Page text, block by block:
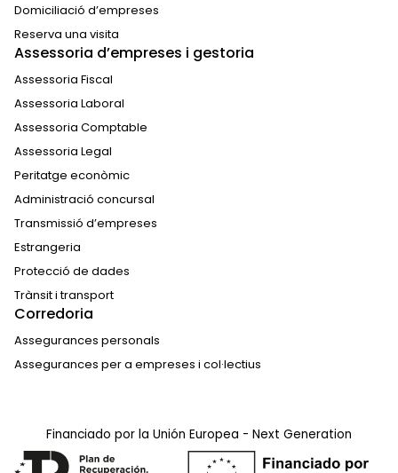
Domiciliació d’empreses
Reserva una visita
Assessoria d’empreses i gestoria
Assessoria Fiscal
Assessoria Laboral
Assessoria Comptable
Assessoria Legal
Peritatge econòmic
Administració concursal
Transmissió d’empreses
Estrangeria
Protecció de dades
Trànsit i transport
Corredoria
Assegurances personals
Assegurances per a empreses i col·lectius
Financiado por la Unión Europea - Next Generation